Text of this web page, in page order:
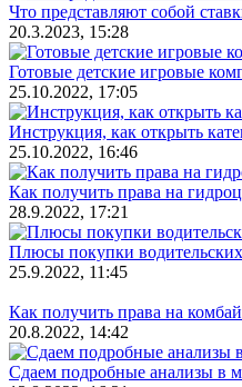
Что представляют собой
20.3.2023, 15:28
Готовые детские игровые
25.10.2022, 17:05
Инструкция, как открыть
25.10.2022, 16:46
Как получить права на
28.9.2022, 17:21
Плюсы покупки
25.9.2022, 11:45
Как получить права на
20.8.2022, 14:42
Сдаем подробные анализы в